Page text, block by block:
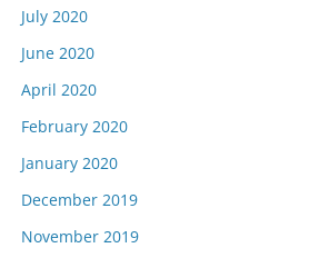
July 2020
June 2020
April 2020
February 2020
January 2020
December 2019
November 2019